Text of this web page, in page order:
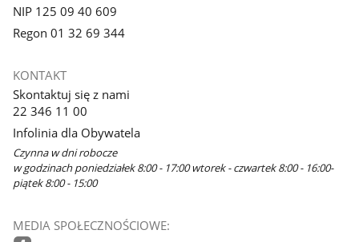
NIP 125 09 40 609
Regon 01 32 69 344
KONTAKT
Skontaktuj się z nami
22 346 11 00
Infolinia dla Obywatela
Czynna w dni robocze
w godzinach poniedziałek 8:00 - 17:00 wtorek - czwartek 8:00 - 16:00-
piątek 8:00 - 15:00
MEDIA SPOŁECZNOŚCIOWE: